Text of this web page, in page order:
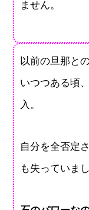
ません。
以前の旦那と
いつつある頃
入。
自分を全否定
も失っていま